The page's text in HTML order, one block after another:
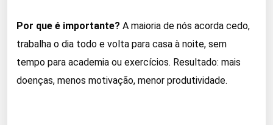
Por que é importante? A maioria de nós acorda cedo,
trabalha o dia todo e volta para casa à noite, sem
tempo para academia ou exercícios. Resultado: mais
doenças, menos motivação, menor produtividade.